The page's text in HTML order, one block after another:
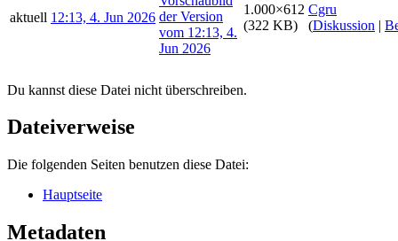
aktuell 12:13, 4. Jun 2026
1.000×612
(322 KB)
Cgru
(Diskussion |
Du kannst diese Datei nicht überschreiben.
Dateiverweise
Die folgenden Seiten benutzen diese Datei:
Hauptseite
Metadaten